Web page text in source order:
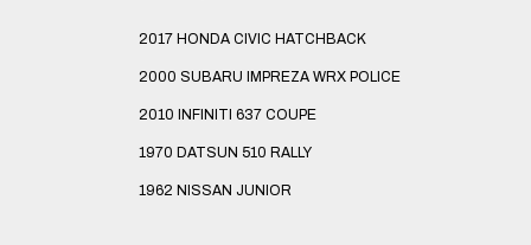
2017 HONDA CIVIC HATCHBACK
2000 SUBARU IMPREZA WRX POLICE
2010 INFINITI 637 COUPE
1970 DATSUN 510 RALLY
1962 NISSAN JUNIOR